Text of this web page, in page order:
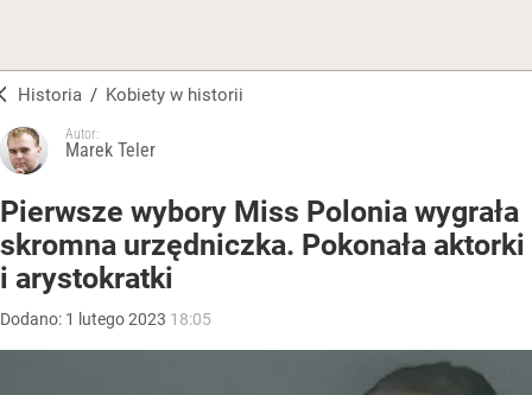
Historia / Kobiety w historii
Autor:
Marek Teler
Pierwsze wybory Miss Polonia wygrała
skromna urzędniczka. Pokonała aktorki
i arystokratki
Dodano: 1 lutego2023 18:05